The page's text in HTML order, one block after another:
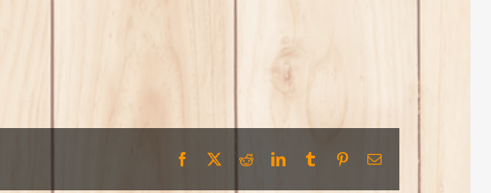
Facebook RedditLinkedInTumblr PinterestEmail